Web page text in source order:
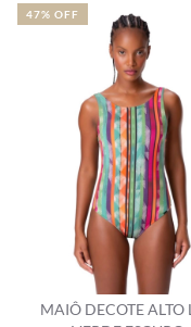
MAIÔ DECOTE ALTO
47% OFF